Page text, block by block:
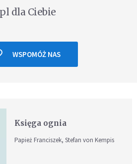
dla Ciebie
WSPOMÓŻ NAS
Księga ognia
Papież Franciszek, Stefan von Kempis